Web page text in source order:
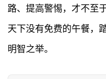
百
路、提高警惕，才不至
天下没有免费的午餐，
明智之举。